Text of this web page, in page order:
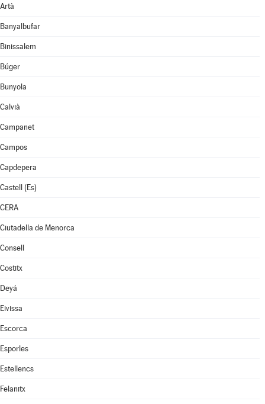
Artà
Banyalbufar
Binissalem
Búger
Bunyola
Calvià
Campanet
Campos
Capdepera
Castell (Es)
CERA
Ciutadella de Menorca
Consell
Costitx
Deyá
Eivissa
Escorca
Esporles
Estellencs
Felanitx